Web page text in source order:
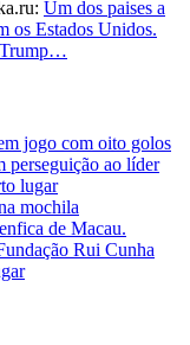
Um dos paises a
os Estados Unidos.
Trump…
jogo com oito golos
perseguição ao líder
lugar
mochila
de Macau.
Rui Cunha